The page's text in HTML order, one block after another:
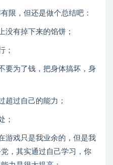
限，但还是做个总结吧：
没有掉下来的馅饼；
；
要为了钱，把身体搞坏，身
超过自己的能力；
；
游戏只是我业余的，但是我
，其实通过自己学习，你